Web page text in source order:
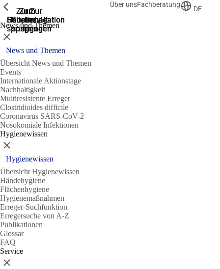
Zur
Suche
springen
Zur
Hauptnavigation
springen
Zur
Hauptnavigation
springen
Zum
Hauptinhalt
springen
Zum
Seitenende
springen
Über unsFachberatung
DE
News und Themen
Zeige vorherige
Schließen
News und Themen
Übersicht News und Themen
Events
Internationale Aktionstage
Nachhaltigkeit
Multiresistente Erreger
Clostridioides difficile
Coronavirus SARS-CoV-2
Nosokomiale Infektionen
Hygienewissen
Zeige vorherige
Schließen
Hygienewissen
Übersicht Hygienewissen
Händehygiene
Flächenhygiene
Hygienemaßnahmen
Erreger-Suchfunktion
Erregersuche von A-Z
Publikationen
Glossar
FAQ
Service
Zeige vorherige
Schließen